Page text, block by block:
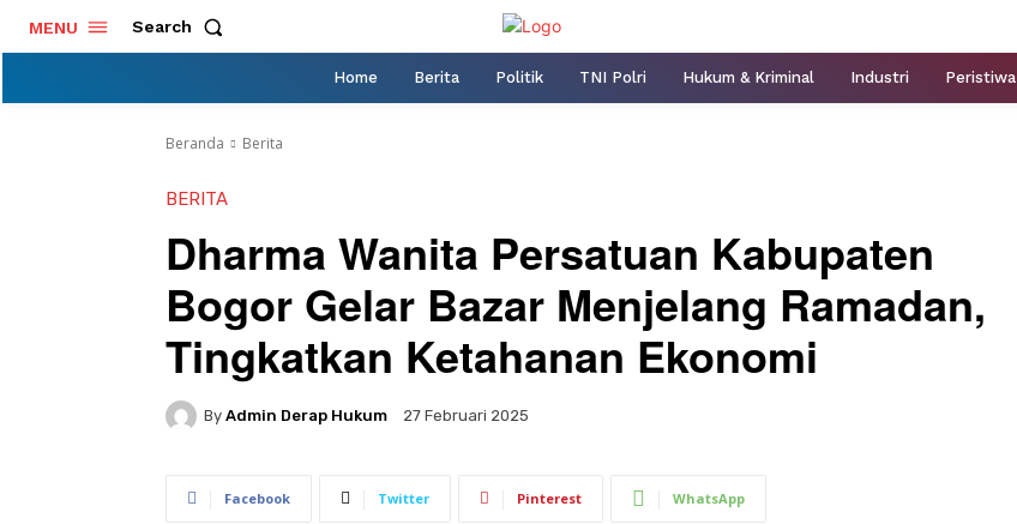
MENU Search
Home Berita Politik TNI Polri Hukum & Kriminal Industri Peristiwa
Beranda Berita
BERITA
Dharma Wanita Persatuan Kabupaten
Bogor Gelar Bazar Menjelang Ramadan,
Tingkatkan Ketahanan Ekonomi
By Admin Derap Hukum 27 Februari 2025
Facebook Twitter Pinterest WhatsApp